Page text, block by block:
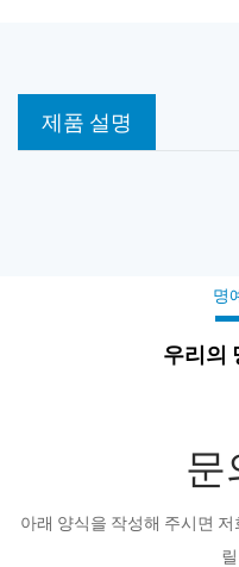
제품 설명
명
우리의
문
아래 양식을 작성해 주시면